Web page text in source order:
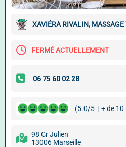
XAVIÉRA RIVALIN, MASSAGE
FERMÉ ACTUELLEMENT
(5.0/5 | + de 10
98 Cr Julien
13006 Marseille